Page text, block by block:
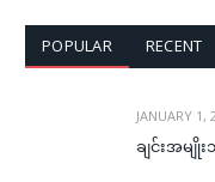
POPULAR RECENT
JANUARY 1,
ချင်းအမျို